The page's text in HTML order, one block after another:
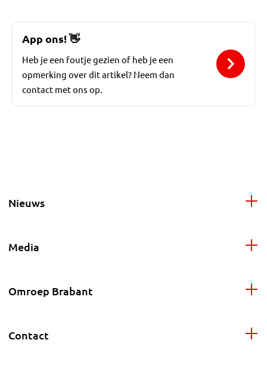
App ons! 👋
Heb je een foutje gezien of heb je een
opmerking over dit artikel? Neem dan
contact met ons op.
Nieuws
Media
Omroep Brabant
Contact